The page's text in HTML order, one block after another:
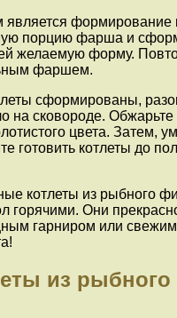
формирование
порцию фарша и
желаемую форму.
фаршем.
сформированы,
на сковороде. Обжарьте
цвета. Затем,
готовить котлеты до
котлеты из рыбного
горячими. Они
гарниром или
из